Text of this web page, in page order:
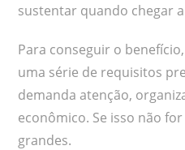
sustentar quando chegar
Para conseguir o
uma série de requisitos
demanda atenção,
econômico. Se isso não
grandes.